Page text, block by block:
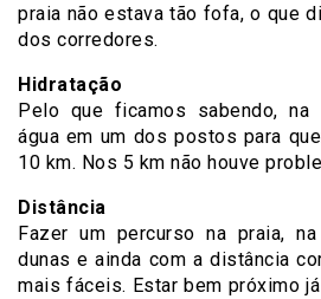
praia não estava tão fofa, o que
dos corredores.
Hidratação
Pelo que ficamos sabendo, na
água em um dos postos para
10 km. Nos 5 km não houve
Distância
Fazer um percurso na praia,
dunas e ainda com a distância
mais fáceis. Estar bem próximo